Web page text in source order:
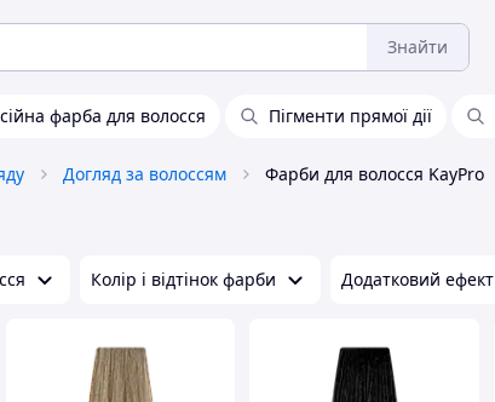
Знайти
фарба для волосся Пігменти прямої дії
Догляд за волоссям Фарби для волосся KayPro
Колір і відтінок фарби Додатковий ефект